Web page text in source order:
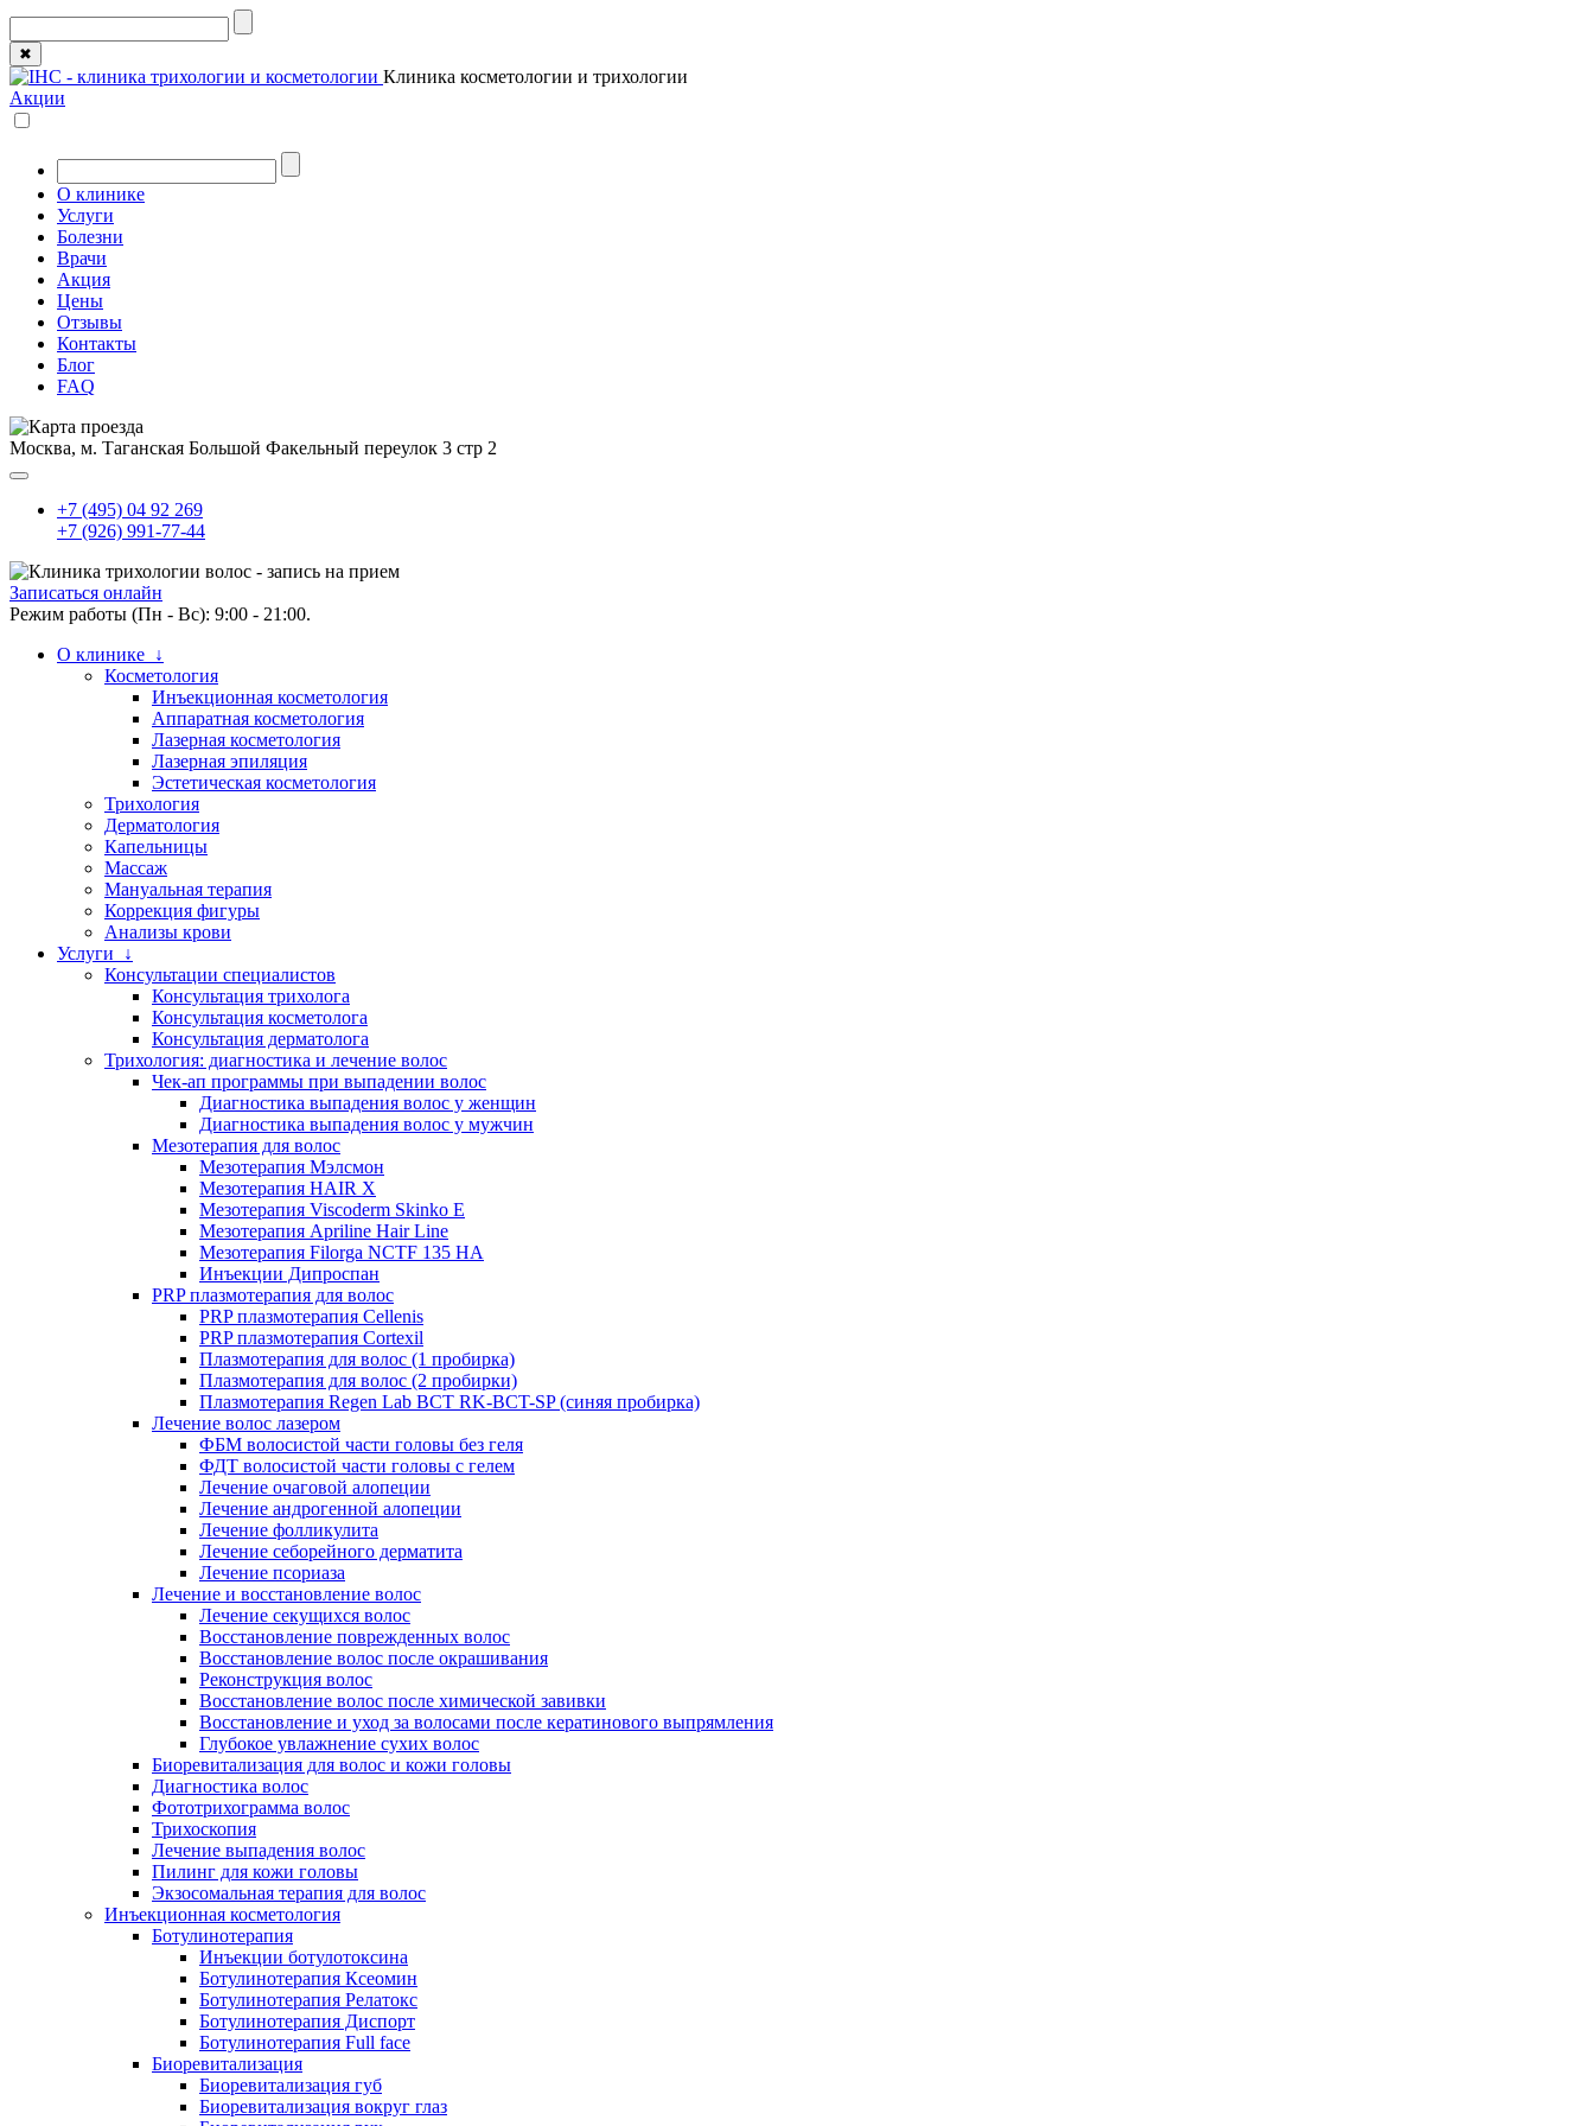
✖
Клиника косметологии и трихологии
Акции
О клинике
Услуги
Болезни
Врачи
Акция
Цены
Отзывы
Контакты
Блог
FAQ
Москва, м. Таганская Большой Факельный переулок 3 стр 2
+7 (495) 04 92 269
+7 (926) 991-77-44
Записаться онлайн
Режим работы (Пн - Вс): 9:00 - 21:00.
О клинике ↓
Косметология
Инъекционная косметология
Аппаратная косметология
Лазерная косметология
Лазерная эпиляция
Эстетическая косметология
Трихология
Дерматология
Капельницы
Массаж
Мануальная терапия
Коррекция фигуры
Анализы крови
Услуги ↓
Консультации специалистов
Консультация трихолога
Консультация косметолога
Консультация дерматолога
Трихология: диагностика и лечение волос
Чек-ап программы при выпадении волос
Диагностика выпадения волос у женщин
Диагностика выпадения волос у мужчин
Мезотерапия для волос
Мезотерапия Мэлсмон
Мезотерапия HAIR X
Мезотерапия Viscoderm Skinko E
Мезотерапия Apriline Hair Line
Мезотерапия Filorga NCTF 135 HA
Инъекции Дипроспан
PRP плазмотерапия для волос
PRP плазмотерапия Cellenis
PRP плазмотерапия Cortexil
Плазмотерапия для волос (1 пробирка)
Плазмотерапия для волос (2 пробирки)
Плазмотерапия Regen Lab BCT RK-BCT-SP (синяя пробирка)
Лечение волос лазером
ФБМ волосистой части головы без геля
ФДТ волосистой части головы с гелем
Лечение очаговой алопеции
Лечение андрогенной алопеции
Лечение фолликулита
Лечение себорейного дерматита
Лечение псориаза
Лечение и восстановление волос
Лечение секущихся волос
Восстановление поврежденных волос
Восстановление волос после окрашивания
Реконструкция волос
Восстановление волос после химической завивки
Восстановление и уход за волосами после кератинового выпрямления
Глубокое увлажнение сухих волос
Биоревитализация для волос и кожи головы
Диагностика волос
Фототрихограмма волос
Трихоскопия
Лечение выпадения волос
Пилинг для кожи головы
Экзосомальная терапия для волос
Инъекционная косметология
Ботулинотерапия
Инъекции ботулотоксина
Ботулинотерапия Ксеомин
Ботулинотерапия Релатокс
Ботулинотерапия Диспорт
Ботулинотерапия Full face
Биоревитализация
Биоревитализация губ
Биоревитализация вокруг глаз